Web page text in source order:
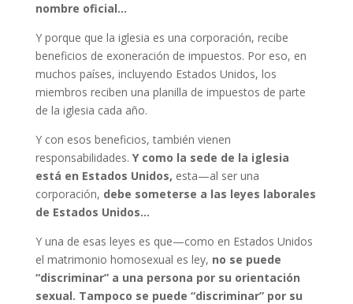
nombre oficial…
Y porque que la iglesia es una corporación, recibe
beneficios de exoneración de impuestos. Por eso, en
muchos países, incluyendo Estados Unidos, los
miembros reciben una planilla de impuestos de parte
de la iglesia cada año.
Y con esos beneficios, también vienen
responsabilidades. Y como la sede de la iglesia
está en Estados Unidos, esta—al ser una
corporación, debe someterse a las leyes laborales
de Estados Unidos…
Y una de esas leyes es que—como en Estados Unidos
el matrimonio homosexual es ley, no se puede
“discriminar” a una persona por su orientación
sexual. Tampoco se puede “discriminar” por su